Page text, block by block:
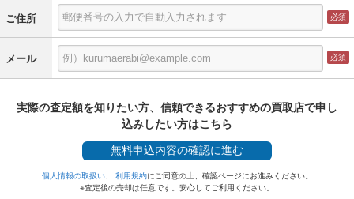
ご住所
メール
実際の査定額を知りたい方、信頼できるおすすめの買取店で申し
込みしたい方はこちら
無料申込内容の確認に進む
個人情報の取扱い、 利用規約にご同意の上、確認ページにお進みください。
※査定後の売却は任意です。安心してご利用ください。